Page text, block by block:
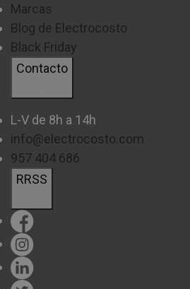
Marcas
Blog de Electrocosto
Black Friday
Contacto
L-V de 8h a 14h
info@electrocosto.com
957 404 686
RRSS